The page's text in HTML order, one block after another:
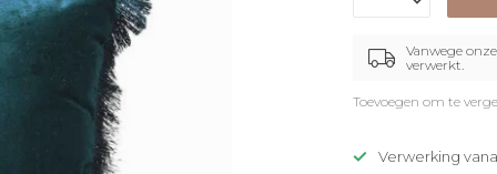
Vanwege
verwerkt.
Toevoegen om te
Verwerking